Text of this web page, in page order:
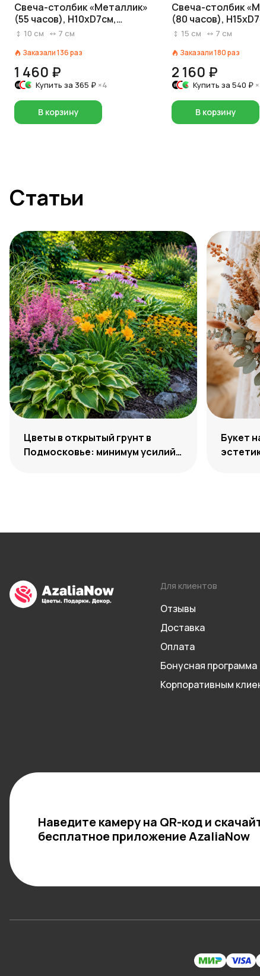
Свеча-столбик «Металлик»
(55 часов), H10xD7см,
розовый
10 см 7 см
Заказали136раз
1 460 ₽
Купить за 365 ₽ ×4
В корзину
Свеча-столбик
(80 часов),
розовый
15 см 7 см
Заказали180раз
2 160 ₽
Купить за540 ₽
В корзину
Статьи
Цветы в открытый грунт в
Подмосковье: минимум усилий,
Букет
Для клиентов
Отзывы
Доставка
Оплата
Бонусная программа
Корпоративным
Наведите камеру на QR-код и
бесплатное приложение AzaliaNow